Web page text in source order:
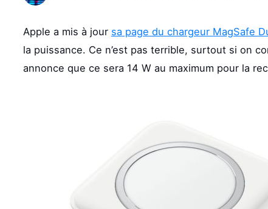
Apple a mis à jour sa page du chargeur MagSafe
la puissance. Ce n’est pas terrible, surtout si on
annonce que ce sera 14 W au maximum pour la